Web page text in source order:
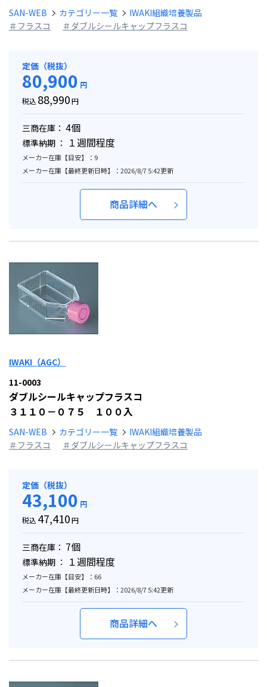
SAN-WEB カテゴリー一覧
IWAKI組織培養製品
＃フラスコ
＃ダブルシールキャップフラスコ
定価（税抜）
80,900 円
税込 88,990円
三商在庫： 4個
標準納期 ： １週間程度
メーカー在庫【目安】：9
メーカー在庫【最終更新日時】：2026/8/7 5:42更新
商品詳細へ
IWAKI（AGC）
11-0003
ダブルシールキャップフラスコ
３１１０－０７５ １００入
SAN-WEB カテゴリー一覧
IWAKI組織培養製品
＃フラスコ
＃ダブルシールキャップフラスコ
定価（税抜）
43,100 円
税込 47,410円
三商在庫： 7個
標準納期 ： １週間程度
メーカー在庫【目安】：66
メーカー在庫【最終更新日時】：2026/8/7 5:42更新
商品詳細へ